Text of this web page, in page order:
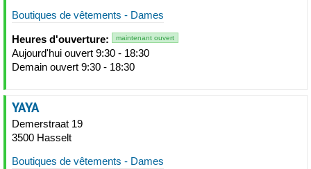
Boutiques de vêtements - Dames
Heures d'ouverture: maintenant ouvert
Aujourd'hui ouvert 9:30 - 18:30
Demain ouvert 9:30 - 18:30
YAYA
Demerstraat 19
3500 Hasselt
Boutiques de vêtements - Dames